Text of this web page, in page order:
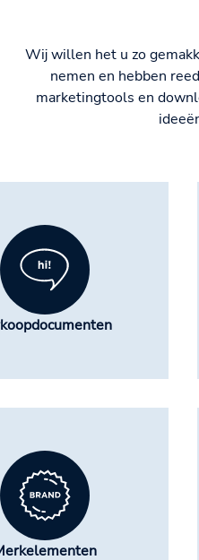
Wij willen het u zo
nemen en hebben
marketingtools en